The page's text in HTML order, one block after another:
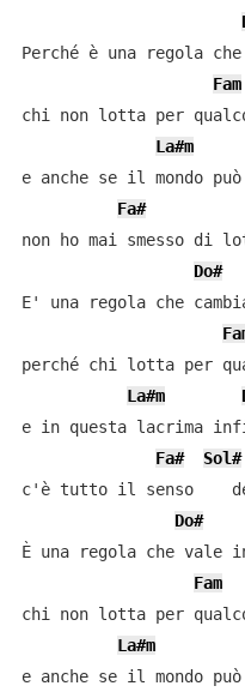
Perché è una regola
Fam
chi non lotta per
La#m
e anche se il mondo
Fa#
non ho mai smesso di
Do#
E' una regola che
perché chi lotta per
La#m
e in questa lacrima
Fa#
Sol#
c'è tutto il senso
Do#
È una regola che
Fam
chi non lotta per
La#m
e anche se il mondo